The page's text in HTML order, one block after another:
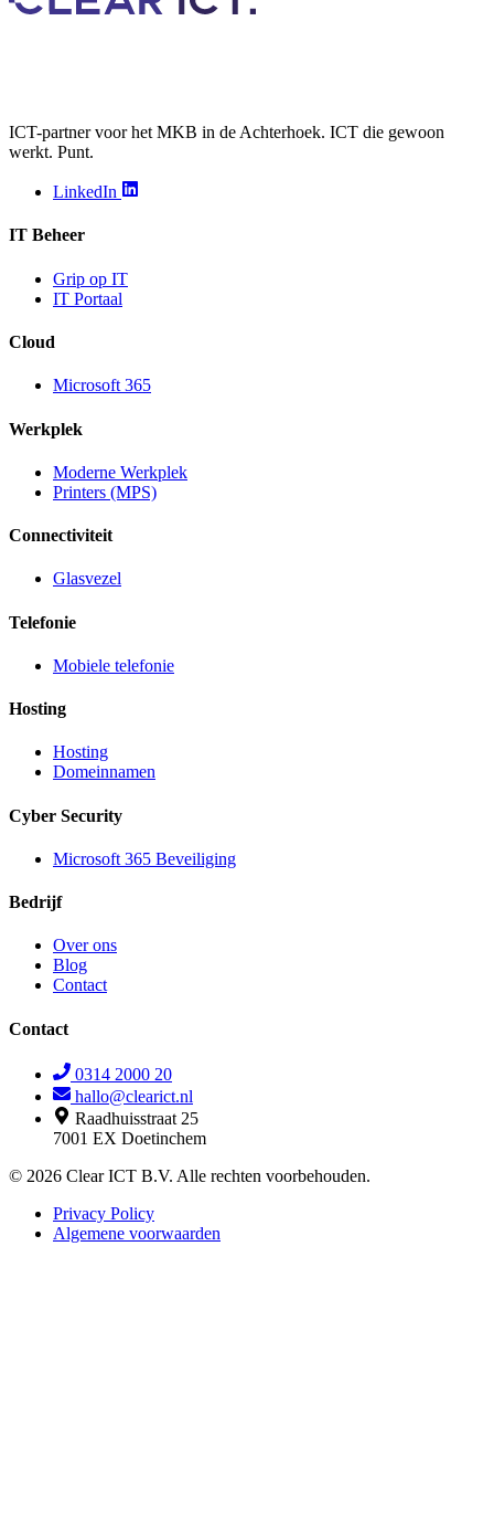
ICT-partner voor het MKB in de Achterhoek. ICT die gewoon
werkt. Punt.
LinkedIn
IT Beheer
Grip op IT
IT Portaal
Cloud
Microsoft 365
Werkplek
Moderne Werkplek
Printers (MPS)
Connectiviteit
Glasvezel
Telefonie
Mobiele telefonie
Hosting
Hosting
Domeinnamen
Cyber Security
Microsoft 365 Beveiliging
Bedrijf
Over ons
Blog
Contact
Contact
0314 2000 20
hallo@clearict.nl
Raadhuisstraat 25
7001 EX Doetinchem
© 2026 Clear ICT B.V. Alle rechten voorbehouden.
Privacy Policy
Algemene voorwaarden